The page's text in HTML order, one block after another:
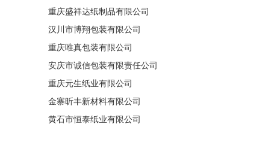
重庆盛祥达纸制品有限公司
汉川市博翔包装有限公司
重庆唯真包装有限公司
安庆市诚信包装有限责任公司
重庆元生纸业有限公司
金寨昕丰新材料有限公司
黄石市恒泰纸业有限公司